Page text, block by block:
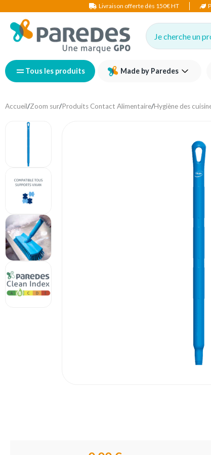
Livraison offerte dès 150€ HT
Je cherche un
Tous les produits Made by Paredes
Accueil/Zoom sur/Produits Contact Alimentaire/Hygiène des